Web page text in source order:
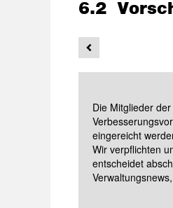
6.2
Die Mitglieder
eingereicht
Wir verpflichten
entscheidet